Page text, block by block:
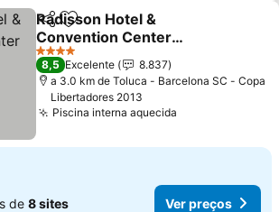
PartilharAdicionar aos favoritos
Radisson Hotel &
Convention Center
Toluca
Ver preços
4 Estrelas
8,5 Excelente
8.837
a 3.0 km de Toluca - Barcelona SC - Copa
Libertadores 2013
Piscina interna aquecida
de 8 sites Ver preços